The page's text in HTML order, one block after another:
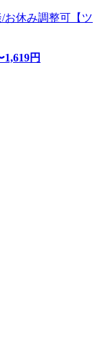
お休み調整可【ツ
1,619円